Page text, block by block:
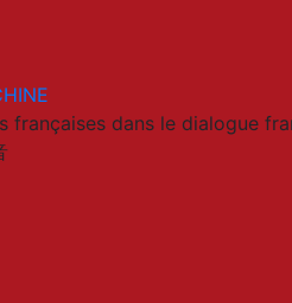
françaises dans le dialogue